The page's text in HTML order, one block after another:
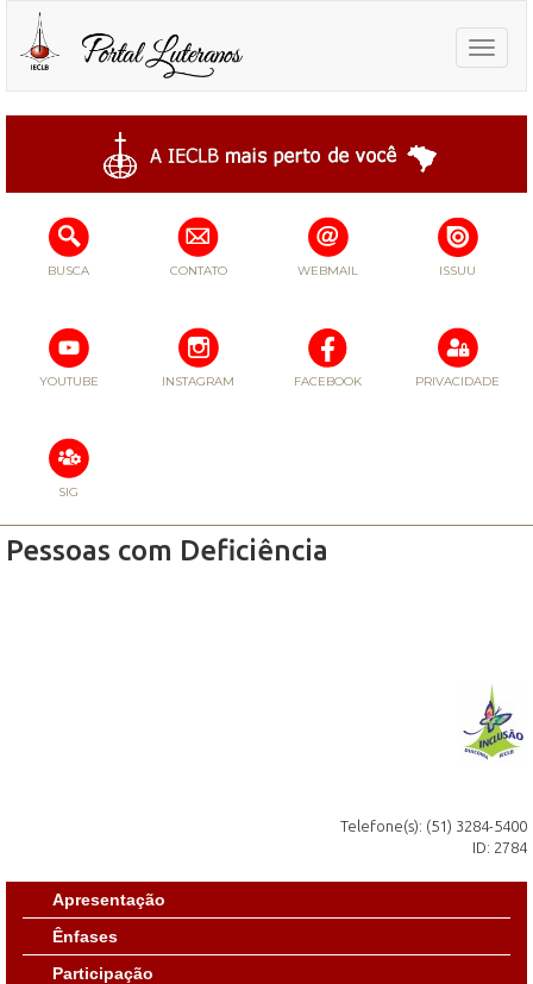
Toggle
BUSCA CONTATO WEBMAIL ISSUU
YOUTUBE INSTAGRAM FACEBOOK PRIVACIDADE
SIG
Pessoas com Deficiência
Telefone(s): (51) 3284-5400
ID: 2784
Apresentação
Ênfases
Participação